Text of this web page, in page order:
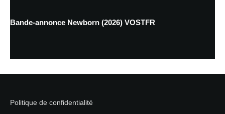
Bande-annonce Newborn (2026) VOSTFR
Politique de confidentialité